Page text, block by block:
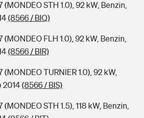
(MONDEO STH 1.0), 92 kW, Benzin,
(8566 / BIQ)
(MONDEO FLH 1.0), 92 kW, Benzin,
(8566 / BIR)
(MONDEO TURNIER 1.0), 92 kW,
2014(8566 / BIS)
STH 1.5), 118 kW, Benzin,